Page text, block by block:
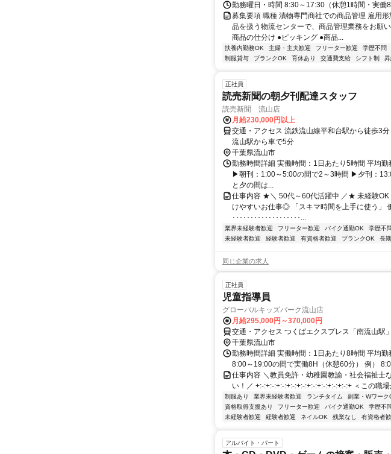
勤務曜日・時間 8:30～17:30（休憩1時間・実働8
募集要項 職種 漬物専門商社での商品管理 雇用
品を扱う物流センターで、商品管理業務をお願
商品の仕分け ●ピッキング ●商品...
扶養内勤務OK 主婦・主夫歓迎 フリーター歓迎 学歴不問
制服貸与
ブランクOK 育休あり 交通費支給 シフト制 昇
正社員
読売新聞の朝夕刊配達スタッフ
読売新聞 流山店
月給230,000円以上
交通・アクセス 流鉄流山線平和台駅から徒歩3
流山駅から車で5分
千葉県流山市
勤務時間詳細 実働時間：1日あたり5時間 平均
▶朝刊：1:00～5:00の間で2～3時間 ▶夕刊：
と夕の間は...
仕事内容 ★＼ 50代～60代活躍中 ／★ 未経験OK
けやすいお仕事◎ 「スキマ時間を上手に使う」
･･･････････････････...
業界未経験者歓迎 フリーター歓迎 バイク通勤OK 学歴不
未経験者歓迎
経験者歓迎 有資格者歓迎 ブランクOK 長
同じ企業の求人
正社員
児童指導員
グローバルキッズパーク流山店
月給295,000円～370,000円
交通・アクセス つくばエクスプレス「南流山駅
千葉県流山市
勤務時間詳細 実働時間：1日あたり8時間 平均
8:00～19:00の間で実働8H（休憩60分） 例）
仕事内容 ＼教員免許・幼稚園教諭・社会福祉士
い！／ +:-:+:-:+:-:+:-:+:-:+:-:+:-:+:-:+:-:+ ＜この職
制服あり 業界未経験者歓迎 ランチタイム 副業・Wワーク
資格取得支援あり
フリーター歓迎 バイク通勤OK 学歴不
未経験者歓迎
経験者歓迎 ネイルOK 残業なし 有資格者
アルバイト・パート